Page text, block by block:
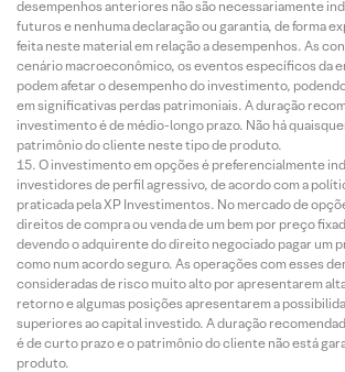
desempenhos anteriores não são necessariamente
futuros e nenhuma declaração ou garantia, de forma
feita neste material em relação a desempenhos. As
cenário macroeconômico, os eventos específicos da
podem afetar o desempenho do investimento,
em significativas perdas patrimoniais. A duração
investimento é de médio-longo prazo. Não há
patrimônio do cliente neste tipo de produto.
O investimento em opções é preferencialmente
investidores de perfil agressivo, de acordo com a
praticada pela XP Investimentos. No mercado de
direitos de compra ou venda de um bem por preço
devendo o adquirente do direito negociado pagar um
como num acordo seguro. As operações com esses
consideradas de risco muito alto por apresentarem
retorno e algumas posições apresentarem a
superiores ao capital investido. A duração
é de curto prazo e o patrimônio do cliente não está
produto.